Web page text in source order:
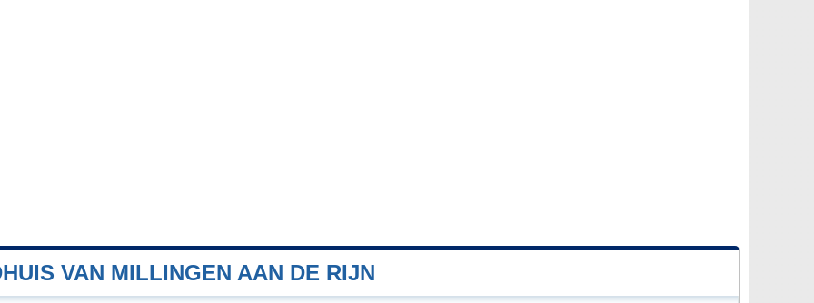
VAN MILLINGEN AAN DE RIJN